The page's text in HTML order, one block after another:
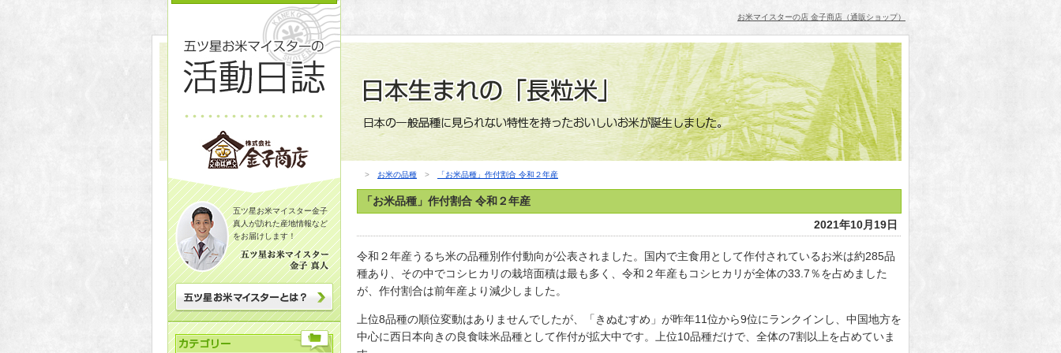
五ツ星お米マイスター金子
真人が訪れた産地情報など
をお届けします！
お米マイスターの店 金子商店（通販ショップ）
> お米の品種 > 「お米品種」作付割合 令和２年産
「お米品種」作付割合 令和２年産
2021年10月19日
令和２年産うるち米の品種別作付動向が公表されました。国内で主食用として作付されているお米は約285品
種あり、その中でコシヒカリの栽培面積は最も多く、令和２年産もコシヒカリが全体の33.7％を占めました
が、作付割合は前年産より減少しました。
上位8品種の順位変動はありませんでしたが、「きぬむすめ」が昨年11位から9位にランクインし、中国地方を
中心に西日本向きの良食味米品種として作付が拡大中です。上位10品種だけで、全体の7割以上を占めていま